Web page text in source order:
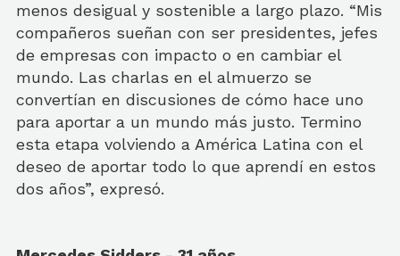
menos desigual y sostenible a largo plazo. “Mis
compañeros sueñan con ser presidentes, jefes
de empresas con impacto o en cambiar el
mundo. Las charlas en el almuerzo se
convertían en discusiones de cómo hace uno
para aportar a un mundo más justo. Termino
esta etapa volviendo a América Latina con el
deseo de aportar todo lo que aprendí en estos
dos años”, expresó.